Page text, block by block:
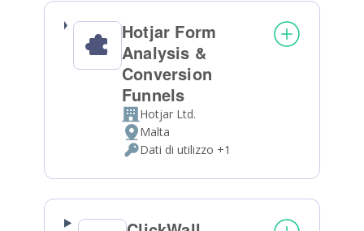
Hotjar Form
Analysis &
Conversion
Funnels
Azienda:
Hotjar Ltd.
Luogo
del
trattamento:
Malta
Dati
Personali
Dati di utilizzo +1